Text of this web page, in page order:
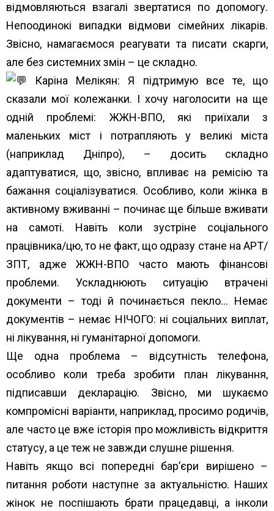
відмовляються взагалі звертатися по допомогу.
Непоодинокі випадки відмови сімейних лікарів.
Звісно, намагаємося реагувати та писати скарги,
але без системних змін – це складно.
Каріна Мелікян: Я підтримую все те, що
сказали мої колежанки. І хочу наголосити на ще
одній проблемі: ЖЖН-ВПО, які приїхали з
маленьких міст і потрапляють у великі міста
(наприклад Дніпро), – досить складно
адаптуватися, що, звісно, впливає на ремісію та
бажання соціалізуватися. Особливо, коли жінка в
активному вживанні – починає ще більше вживати
на самоті. Навіть коли зустріне соціального
працівника/цю, то не факт, що одразу стане на АРТ/
ЗПТ, адже ЖЖН-ВПО часто мають фінансові
проблеми. Ускладнюють ситуацію втрачені
документи – тоді й починається пекло… Немає
документів – немає НІЧОГО: ні соціальних виплат,
ні лікування, ні гуманітарної допомоги.
Ще одна проблема – відсутність телефона,
особливо коли треба зробити план лікування,
підписавши декларацію. Звісно, ми шукаємо
компромісні варіанти, наприклад, просимо родичів,
але часто це вже історія про можливість відкриття
статусу, а це теж не завжди слушне рішення.
Навіть якщо всі попередні бар’єри вирішено –
питання роботи наступне за актуальністю. Наших
жінок не поспішають брати працедавці, а інколи